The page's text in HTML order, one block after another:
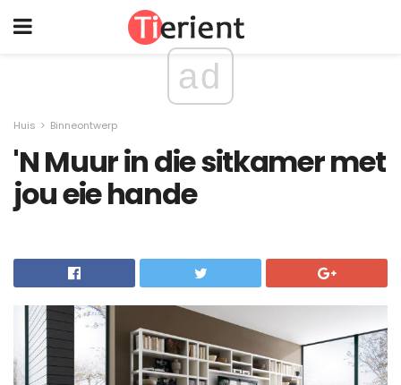
ad
Huis Binneontwerp
'N Muur in die sitkamer met
jou eie hande